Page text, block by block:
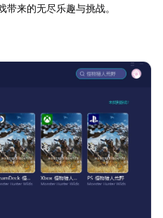
来的无尽乐趣与挑战。